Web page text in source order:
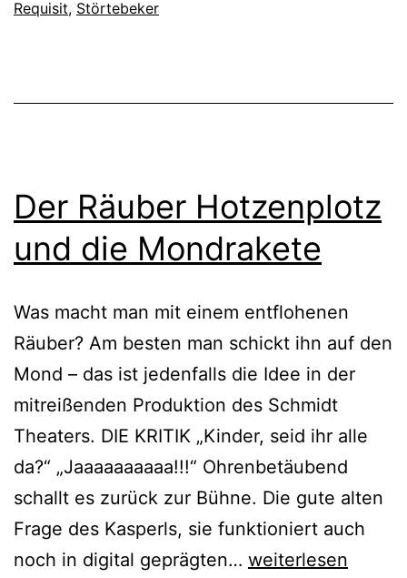
Requisit, Störtebeker
Der Räuber Hotzenplotz
und die Mondrakete
Was macht man mit einem entflohenen
Räuber? Am besten man schickt ihn auf den
Mond – das ist jedenfalls die Idee in der
mitreißenden Produktion des Schmidt
Theaters. DIE KRITIK „Kinder, seid ihr alle
da?“ „Jaaaaaaaaaa!!!“ Ohrenbetäubend
schallt es zurück zur Bühne. Die gute alten
Frage des Kasperls, sie funktioniert auch
noch in digital geprägten… Der
weiterlesen